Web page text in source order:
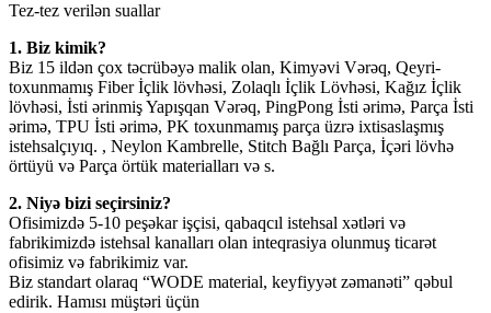
Tez-tez verilən suallar
1. Biz kimik?
Biz 15 ildən çox təcrübəyə malik olan, Kimyəvi Vərəq, Qeyri-
toxunmamış Fiber İçlik lövhəsi, Zolaqlı İçlik Lövhəsi, Kağız İçlik
lövhəsi, İsti ərinmiş Yapışqan Vərəq, PingPong İsti ərimə, Parça İsti
ərimə, TPU İsti ərimə, PK toxunmamış parça üzrə ixtisaslaşmış
istehsalçıyıq. , Neylon Kambrelle, Stitch Bağlı Parça, İçəri lövhə
örtüyü və Parça örtük materialları və s.
2. Niyə bizi seçirsiniz?
Ofisimizdə 5-10 peşəkar işçisi, qabaqcıl istehsal xətləri və
fabrikimizdə istehsal kanalları olan inteqrasiya olunmuş ticarət
ofisimiz və fabrikimiz var.
Biz standart olaraq “WODE material, keyfiyyət zəmanəti” qəbul
edirik. Hamısı müştəri üçün